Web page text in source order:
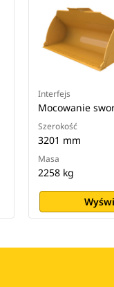
Interfejs
Mocowanie
Szerokość
3201 mm
Masa
2258 kg